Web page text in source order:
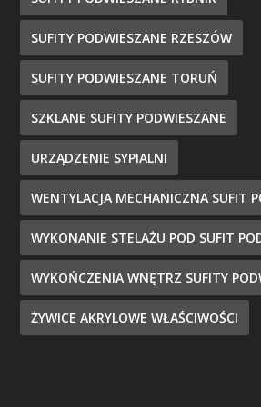
SUFITY PODWIESZANE RZESZÓW
SUFITY PODWIESZANE TORUŃ
SZKLANE SUFITY PODWIESZANE
URZĄDZENIE SYPIALNI
WENTYLACJA MECHANICZNA SUFIT
WYKONANIE STELAŻU POD SUFIT
WYKOŃCZENIA WNĘTRZ SUFITY
ŻYWICE AKRYLOWE WŁAŚCIWOŚCI